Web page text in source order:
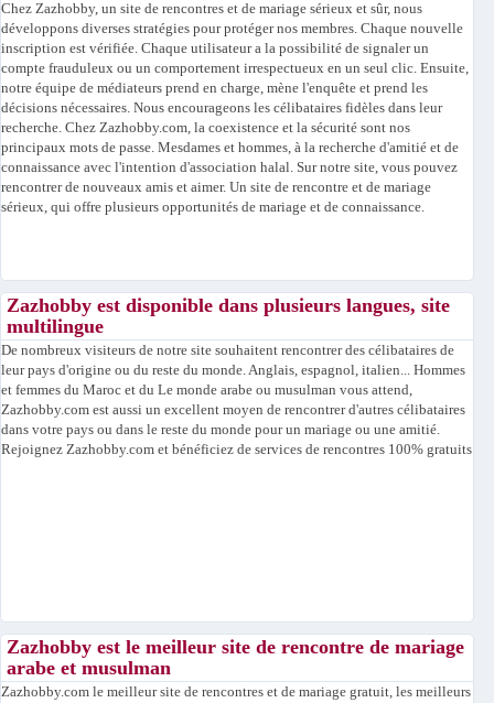
Chez Zazhobby, un site de rencontres et de mariage sérieux et sûr, nous
développons diverses stratégies pour protéger nos membres. Chaque nouvelle
inscription est vérifiée. Chaque utilisateur a la possibilité de signaler un
compte frauduleux ou un comportement irrespectueux en un seul clic. Ensuite,
notre équipe de médiateurs prend en charge, mène l'enquête et prend les
décisions nécessaires. Nous encourageons les célibataires fidèles dans leur
recherche. Chez Zazhobby.com, la coexistence et la sécurité sont nos
principaux mots de passe. Mesdames et hommes, à la recherche d'amitié et de
connaissance avec l'intention d'association halal. Sur notre site, vous pouvez
rencontrer de nouveaux amis et aimer. Un site de rencontre et de mariage
sérieux, qui offre plusieurs opportunités de mariage et de connaissance.
Zazhobby est disponible dans plusieurs langues, site
multilingue
De nombreux visiteurs de notre site souhaitent rencontrer des célibataires de
leur pays d'origine ou du reste du monde. Anglais, espagnol, italien... Hommes
et femmes du Maroc et du Le monde arabe ou musulman vous attend,
Zazhobby.com est aussi un excellent moyen de rencontrer d'autres célibataires
dans votre pays ou dans le reste du monde pour un mariage ou une amitié.
Rejoignez Zazhobby.com et bénéficiez de services de rencontres 100% gratuits
Zazhobby est le meilleur site de rencontre de mariage
arabe et musulman
Zazhobby.com le meilleur site de rencontres et de mariage gratuit, les meilleurs